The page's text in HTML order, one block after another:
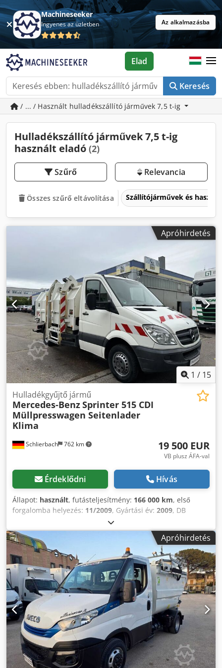
Machineseeker
Ingyenes az üzletben Az alkalmazásba
Keresés
Elad
/ ... / Használt hulladékszállító járművek 7,5 t-ig
Hulladékszállító járművek 7,5 t-ig
használt eladó (2)
Szűrő Relevancia
Összes szűrő eltávolítása Szállítójárművek és
Apróhirdetés
1 / 15
Schlierbach 762 km
Hulladékgyűjtő jármű
Mercedes-BenzSprinter 515 CDI
Müllpresswagen Seitenlader
Klima
19 500 EUR
VB plusz ÁFA-val
Érdeklődni Hívás
Állapot: használt, futásteljesítmény: 166 000 km, első
forgalomba helyezés: 11/2009, Gyártási év: 2009, DB
Sprinter 515 CDI hulladékpréses oldalrakodó tehergépkocsi
!! Jobbkormányos !! ALVÁZ: • Kibocsátási osztály: EURO 5
EEV • Klímaberendezés • Figyelmeztető villogók •
Kikapcsolható kipörgésgátló (ASR) • 6 fokozatú kézi
sebességváltó • Vezetőoldali légzsák • Központi zár •
Elektromos ablakemelők • Elektromos tükrök •
Tolatókamera • Fényszórómagasság-állítás • CD-rádió •
Saját tömeg: 3.825 kg • Megengedett össztömeg: 5.000 kg •
Terhelhetőség: 1.175 kg Dkedpfxewmpkls Aa Hor •
Gumiabroncsok: 205/75 R16C • Gumi profilmélység:
átlagosan 10 mm • Járműméretek: 5.990 x 2.250 x 2.500 mm
FELÉPÍTMÉNY: Hagemann & Partner • Típus: HG 5 SL 240 •
Gyártási év: 2009 • Hulladékpréses felépítmény •
Konténerfelvétel jobb oldalon • Alkalmas 80, 120 és 240
Apróhirdetés